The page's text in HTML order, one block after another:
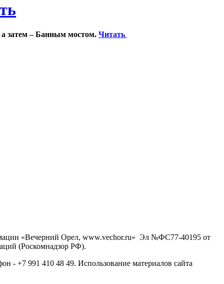
затем – Банным мостом. Читать
«Вечерний Орел, www.vechor.ru» Эл №ФС77-40195 от
(Роскомнадзор РФ).
- +7 991 410 48 49. Использование материалов сайта